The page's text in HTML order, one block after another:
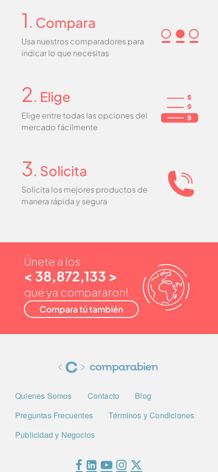
1 . Compara
Usa nuestros comparadores para
indicar lo que necesitas
2. Elige
Elige entre todas las opciones del
mercado fácilmente
3. Solicita
Solicita los mejores productos de
manera rápida y segura
Únete a los
< 38,872,133 >
que ya compararon!
Compara tú también
Quienes Somos Contacto
Blog
Preguntas Frecuentes
Términos y Condiciones
Publicidad y Negocios